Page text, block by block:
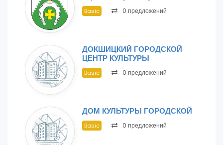
Basic 0 предложений
ДОКШИЦКИЙ ГОРОДСКОЙ
ЦЕНТР КУЛЬТУРЫ
Basic 0 предложений
ДОМ КУЛЬТУРЫ ГОРОДСКОЙ
Basic 0 предложений